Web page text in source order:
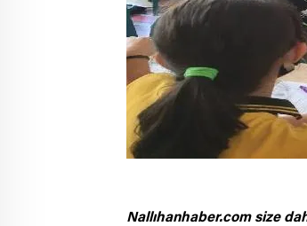
Nallıhanhaber.com size